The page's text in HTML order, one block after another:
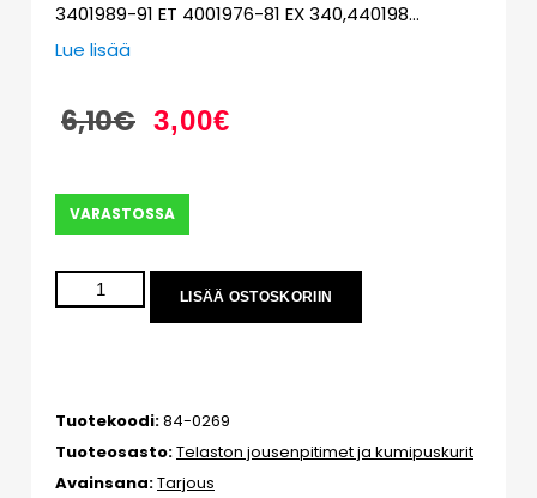
3401989-91 ET 4001976-81 EX 340,440198…
Lue lisää
6,10€ 3,00€
VARASTOSSA
LISÄÄ OSTOSKORIIN
Tuotekoodi:84-0269
Tuoteosasto:Telaston jousenpitimet ja kumipuskurit
Avainsana:Tarjous